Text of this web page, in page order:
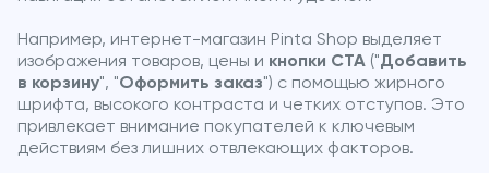
Например, интернет-магазин Pinta Shop выделяет
изображения товаров, цены и кнопки CTA ("Добавить
в корзину", "Оформить заказ") с помощью жирного
шрифта, высокого контраста и четких отступов. Это
привлекает внимание покупателей к ключевым
действиям без лишних отвлекающих факторов.